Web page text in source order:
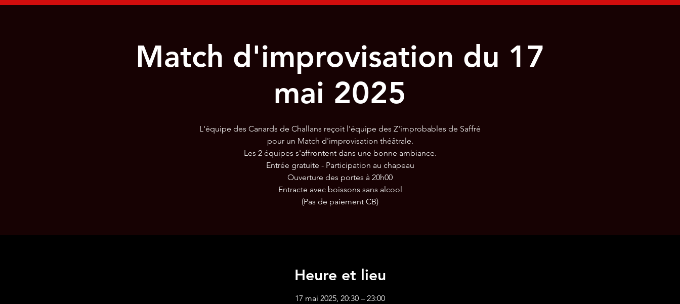
Match d'improvisation du 17
mai 2025
L'équipe des Canards de Challans reçoit l'équipe des Z'improbables de Saffré
pour un Match d'improvisation théâtrale.
Les 2 équipes s'affrontent dans une bonne ambiance.
Entrée gratuite - Participation au chapeau
Ouverture des portes à 20h00
Entracte avec boissons sans alcool
Heure et lieu
17 mai 2025, 20:30 – 23:00